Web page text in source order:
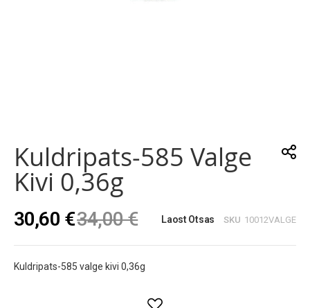
beginning
of
the
images
Kuldripats-585 Valge
Kivi 0,36g
30,60 €34,00 € Laost Otsas SKU 10012VALGE
Kuldripats-585 valge kivi 0,36g